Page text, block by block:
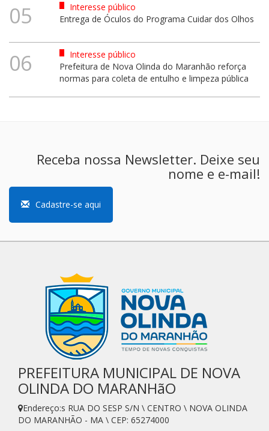
05
Interesse público
Entrega de Óculos do Programa Cuidar dos Olhos
06
Interesse público
Prefeitura de Nova Olinda do Maranhão reforça
normas para coleta de entulho e limpeza pública
Receba nossa Newsletter. Deixe seu
nome e e-mail!
Cadastre-se aqui
PREFEITURA MUNICIPAL DE NOVA
OLINDA DO MARANHãO
Endereço:s RUA DO SESP S/N \ CENTRO \ NOVA OLINDA
DO MARANHÃO - MA \ CEP: 65274000